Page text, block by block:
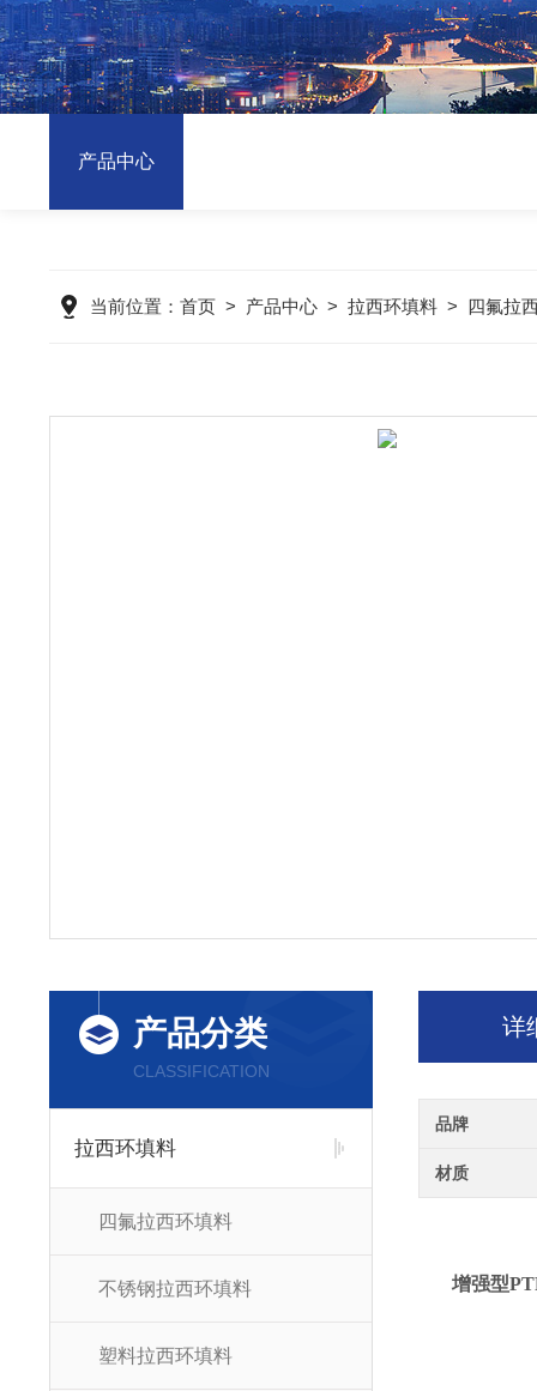
产品中心
当前位置： 首页> 产品中心> 拉西环填料> 四氟拉
产品分类
CLASSIFICATION
拉西环填料
四氟拉西环填料
不锈钢拉西环填料
塑料拉西环填料
详
品牌
材质
增强型